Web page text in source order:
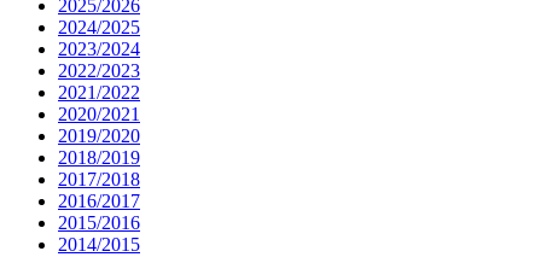
2025/2026
2024/2025
2023/2024
2022/2023
2021/2022
2020/2021
2019/2020
2018/2019
2017/2018
2016/2017
2015/2016
2014/2015